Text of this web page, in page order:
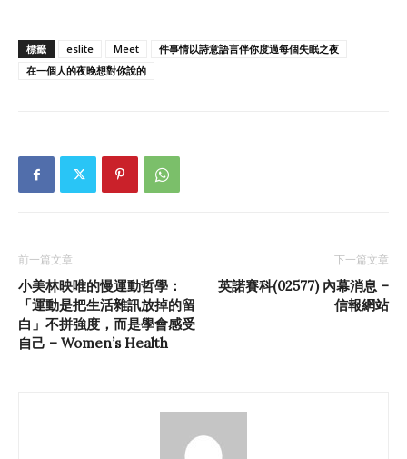
標籤 eslite Meet
件事情以詩意語言伴你度過每個失眠之夜
在一個人的夜晚想對你說的
前一篇文章
小美林映唯的慢運動哲學：
「運動是把生活雜訊放掉的留
白」不拼強度，而是學會感受
自己 – Women’s Health
下一篇文章
英諾賽科(02577) 內幕消息 –
信報網站